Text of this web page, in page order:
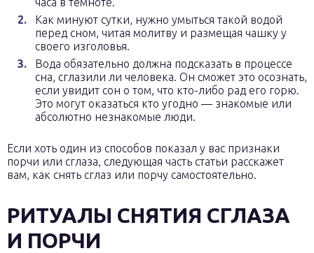
Как минуют сутки, нужно умыться такой водой
перед сном, читая молитву и размещая чашку у
своего изголовья.
Вода обязательно должна подсказать в процессе
сна, сглазили ли человека. Он сможет это осознать,
если увидит сон о том, что кто-либо рад его горю.
Это могут оказаться кто угодно — знакомые или
абсолютно незнакомые люди.
Если хоть один из способов показал у вас признаки
порчи или сглаза, следующая часть статьи расскажет
вам, как снять сглаз или порчу самостоятельно.
РИТУАЛЫ СНЯТИЯ СГЛАЗА
И ПОРЧИ